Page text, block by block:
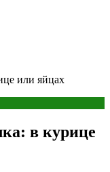
или яйцах
в курице